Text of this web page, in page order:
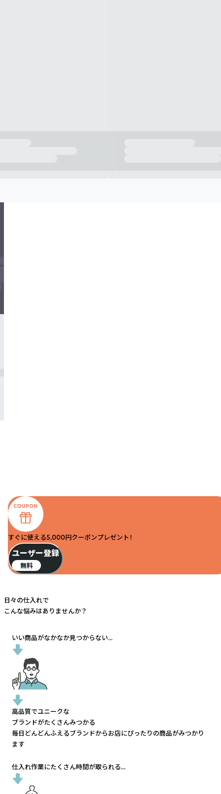
すぐに使える5,000円クーポンプレゼント！
ユーザー登録
無料
日々の仕入れで
こんな悩みはありませんか？
いい商品がなかなか見つからない...
高品質でユニークな
ブランドがたくさんみつかる
毎日どんどんふえるブランドからお店にぴったりの商品がみつかり
ます
仕入れ作業にたくさん時間が取られる...